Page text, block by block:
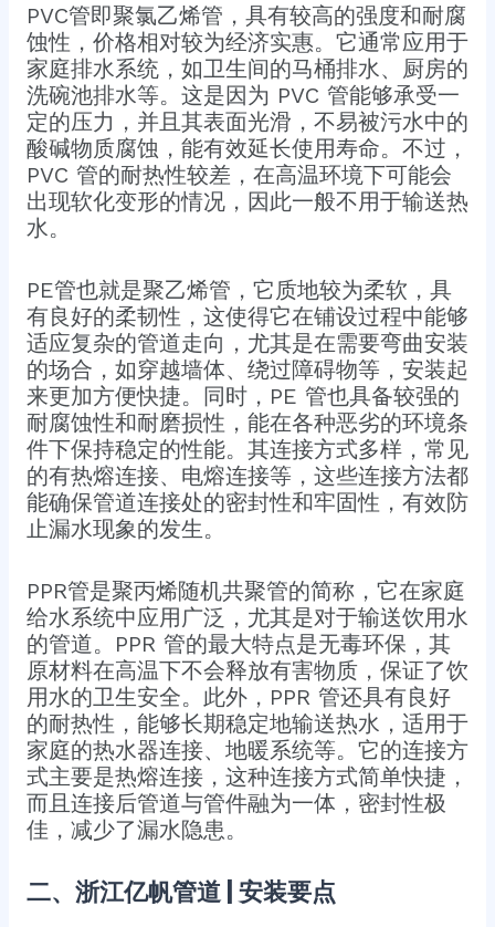
PVC管即聚氯乙烯管，具有较高的强度和耐腐
蚀性，价格相对较为经济实惠。它通常应用于
家庭排水系统，如卫生间的马桶排水、厨房的
洗碗池排水等。这是因为 PVC 管能够承受一
定的压力，并且其表面光滑，不易被污水中的
酸碱物质腐蚀，能有效延长使用寿命。不过，
PVC 管的耐热性较差，在高温环境下可能会
出现软化变形的情况，因此一般不用于输送热
水。
PE管也就是聚乙烯管，它质地较为柔软，具
有良好的柔韧性，这使得它在铺设过程中能够
适应复杂的管道走向，尤其是在需要弯曲安装
的场合，如穿越墙体、绕过障碍物等，安装起
来更加方便快捷。同时，PE 管也具备较强的
耐腐蚀性和耐磨损性，能在各种恶劣的环境条
件下保持稳定的性能。其连接方式多样，常见
的有热熔连接、电熔连接等，这些连接方法都
能确保管道连接处的密封性和牢固性，有效防
止漏水现象的发生。
PPR管是聚丙烯随机共聚管的简称，它在家庭
给水系统中应用广泛，尤其是对于输送饮用水
的管道。PPR 管的最大特点是无毒环保，其
原材料在高温下不会释放有害物质，保证了饮
用水的卫生安全。此外，PPR 管还具有良好
的耐热性，能够长期稳定地输送热水，适用于
家庭的热水器连接、地暖系统等。它的连接方
式主要是热熔连接，这种连接方式简单快捷，
而且连接后管道与管件融为一体，密封性极
佳，减少了漏水隐患。
二、浙江亿帆管道 | 安装要点